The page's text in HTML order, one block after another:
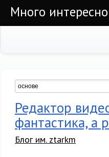
Много
Редактор
фантастика, а
Блог им. ztarkm